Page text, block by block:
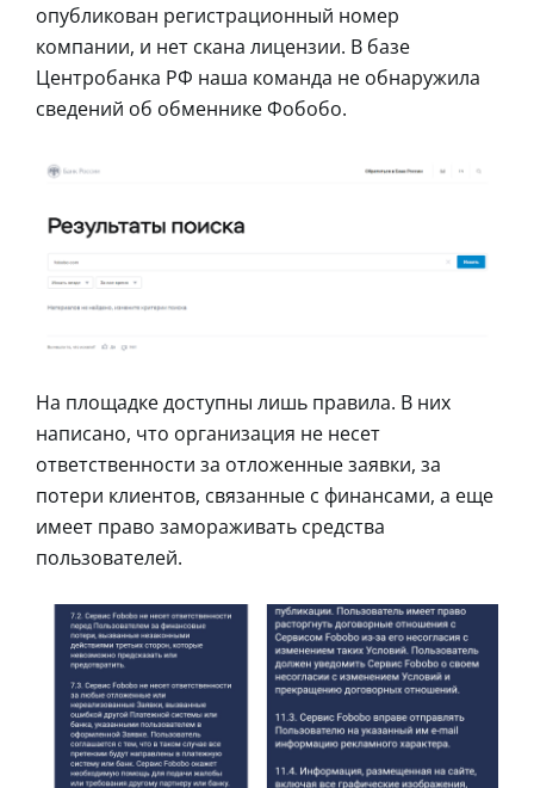
опубликован регистрационный номер
компании, и нет скана лицензии. В базе
Центробанка РФ наша команда не обнаружила
сведений об обменнике Фобобо.
На площадке доступны лишь правила. В них
написано, что организация не несет
ответственности за отложенные заявки, за
потери клиентов, связанные с финансами, а еще
имеет право замораживать средства
пользователей.